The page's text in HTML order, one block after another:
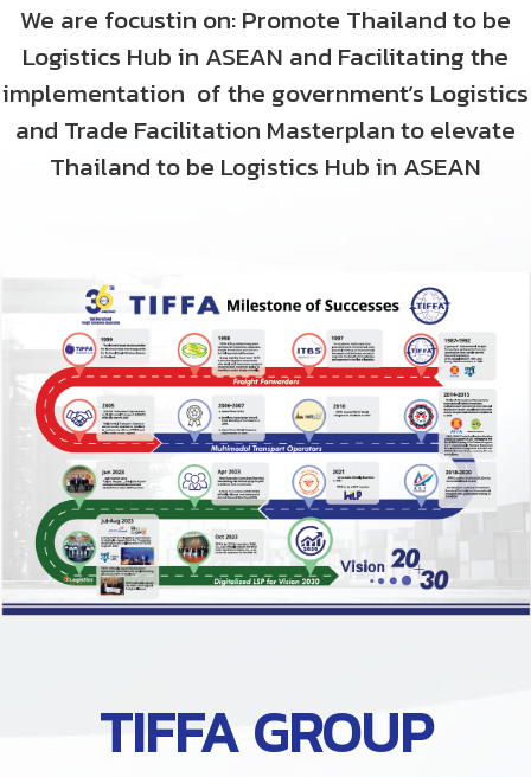
We are focustin on: Promote Thailand to be
Logistics Hub in ASEAN and Facilitating the
implementation of the government’s Logistics
and Trade Facilitation Masterplan to elevate
Thailandto be Logistics Hub in ASEAN
TIFFA GROUP